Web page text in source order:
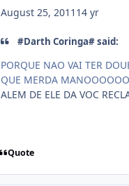
August 25, 2011 14 yr
#Darth Coringa# said:
PORQUE NAO VAI TER
QUE MERDA
ALEM DE ELE DA VOC
Quote